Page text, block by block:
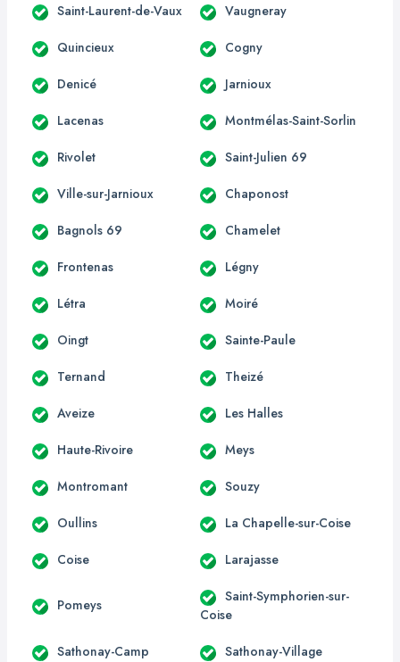
Saint-Laurent-de-Vaux Vaugneray
Quincieux Cogny
Denicé Jarnioux
Lacenas Montmélas-Saint-Sorlin
Rivolet Saint-Julien 69
Ville-sur-Jarnioux Chaponost
Bagnols 69 Chamelet
Frontenas Légny
Létra Moiré
Oingt Sainte-Paule
Ternand Theizé
Aveize Les Halles
Haute-Rivoire Meys
Montromant Souzy
Oullins La Chapelle-sur-Coise
Coise Larajasse
Pomeys
Saint-Symphorien-sur-
Coise
Sathonay-Camp Sathonay-Village